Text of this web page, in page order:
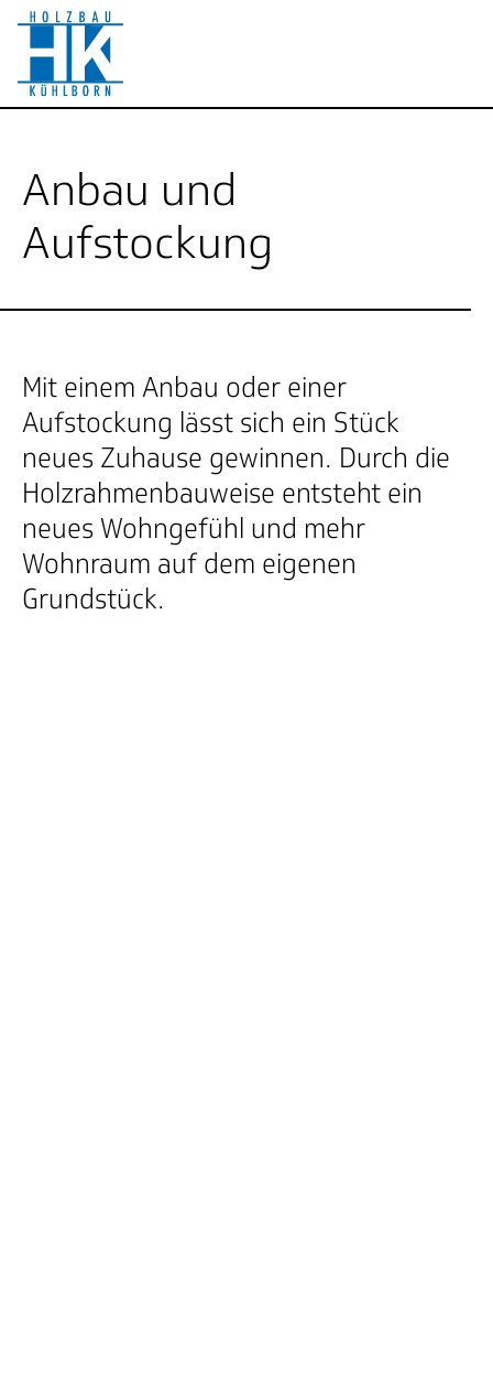
Anbau und
Aufstockung
Mit einem Anbau oder einer
Aufstockung lässt sich ein Stück
neues Zuhause gewinnen. Durch die
Holzrahmenbauweise entsteht ein
neues Wohngefühl und mehr
Wohnraum auf dem eigenen
Grundstück.